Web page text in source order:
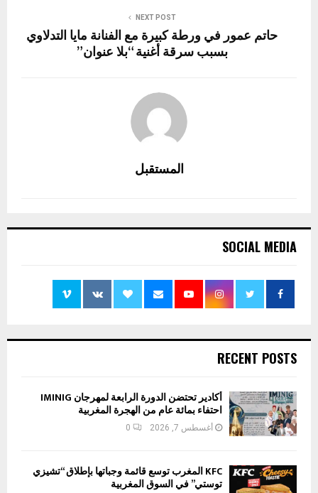
NEXT POST
حاتم عمور في ورطة كبيرة مع الفنانة مايا التدلاوي
بسبب سرقة أغنية “بلا عنوان”
المستقبل
SOCIAL MEDIA
RECENT POSTS
أكادير تحتضن الدورة الرابعة لمهرجان IMINIG
احتفاء بمائة عام من الهجرة المغربية
أغسطس 7, 2026 0
KFC المغرب توسع قائمة وجباتها بإطلاق “تشيزي
توستي” في السوق المغربية